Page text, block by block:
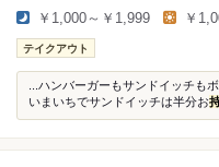
￥1,000～￥1,999 ￥
テイクアウト
...ハンバーガーもサンドイッチも
いまいちでサンドイッチは半分お